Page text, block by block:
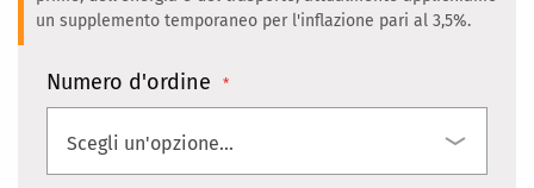
un supplemento temporaneo per l'inflazione pari al 3,5%.
Numero d'ordine